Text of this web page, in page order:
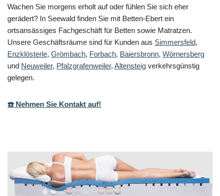
Wachen Sie morgens erholt auf oder fühlen Sie sich eher
gerädert? In Seewald finden Sie mit Betten-Ebert ein
ortsansässiges Fachgeschäft für Betten sowie Matratzen.
Unsere Geschäftsräume sind für Kunden aus Simmersfeld,
Enzklösterle, Grömbach, Forbach, Baiersbronn, Wörnersberg
und Neuweiler, Pfalzgrafenweiler, Altensteig verkehrsgünstig
gelegen.
☎️ Nehmen Sie Kontakt auf!